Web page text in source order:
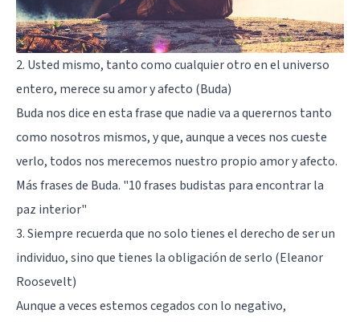
2. Usted mismo, tanto como cualquier otro en el universo
entero, merece su amor y afecto (Buda)
Buda nos dice en esta frase que nadie va a querernos tanto
como nosotros mismos, y que, aunque a veces nos cueste
verlo, todos nos merecemos nuestro propio amor y afecto.
Más frases de Buda. "10 frases budistas para encontrar la
paz interior"
3. Siempre recuerda que no solo tienes el derecho de ser un
individuo, sino que tienes la obligación de serlo (Eleanor
Roosevelt)
Aunque a veces estemos cegados con lo negativo,